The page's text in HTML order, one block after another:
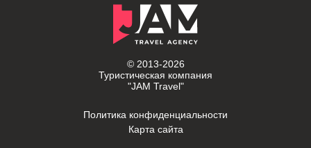
© 2013-2026
Туристическая компания
"JAM Travel"
Политика конфиденциальности
Карта сайта